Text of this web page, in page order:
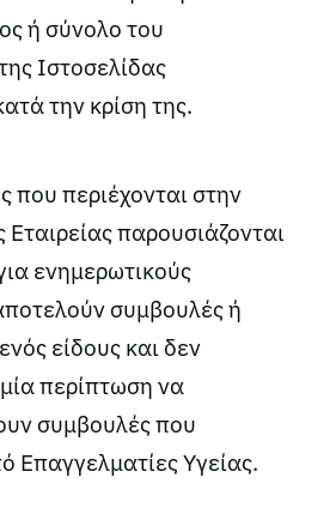
ή σύνολο του
Ιστοσελίδας
την κρίση της.
που περιέχονται στην
Εταιρείας παρουσιάζονται
ενημερωτικούς
συμβουλές ή
είδους και δεν
περίπτωση να
συμβουλές που
Επαγγελματίες Υγείας.